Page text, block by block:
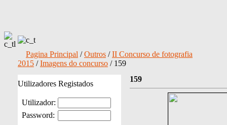
Pagina Principal /Outros /II Concurso de fotografia
2015 /Imagens do concurso / 159
Utilizadores Registados
Utilizador:
Password:
159